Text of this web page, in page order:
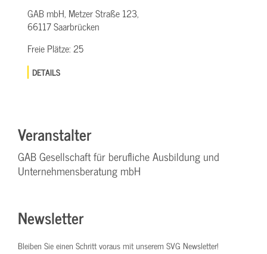
GAB mbH, Metzer Straße 123,
66117 Saarbrücken
Freie Plätze:25
DETAILS
Veranstalter
GAB Gesellschaft für berufliche Ausbildung und
Unternehmensberatung mbH
Newsletter
Bleiben Sie einen Schritt voraus mit unserem SVG Newsletter!